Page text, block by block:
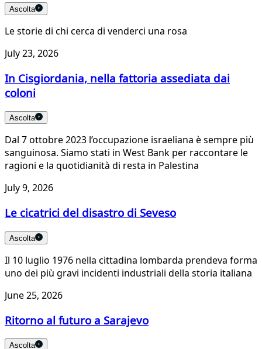
Ascolta
Le storie di chi cerca di venderci una rosa
July 23, 2026
In Cisgiordania, nella fattoria assediata dai
coloni
Ascolta
Dal 7 ottobre 2023 l’occupazione israeliana è sempre più
sanguinosa. Siamo stati in West Bank per raccontare le
ragioni e la quotidianità di resta in Palestina
July 9, 2026
Le cicatrici del disastro di Seveso
Ascolta
Il 10 luglio 1976 nella cittadina lombarda prendeva forma
uno dei più gravi incidenti industriali della storia italiana
June 25, 2026
Ritorno al futuro a Sarajevo
Ascolta